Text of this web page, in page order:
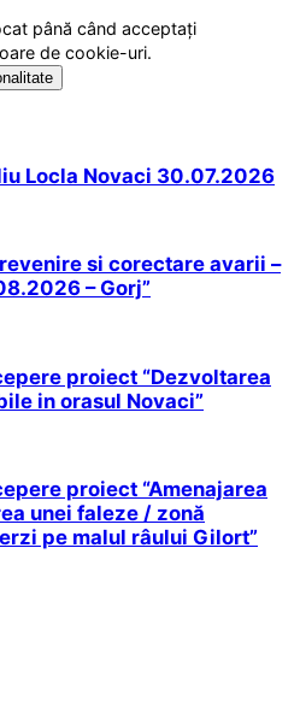
până când acceptați
de cookie-uri.
Locla Novaci 30.07.2026
si corectare avarii –
– Gorj”
proiect “Dezvoltarea
in orasul Novaci”
proiect “Amenajarea
unei faleze / zonă
pe malul râului Gilort”